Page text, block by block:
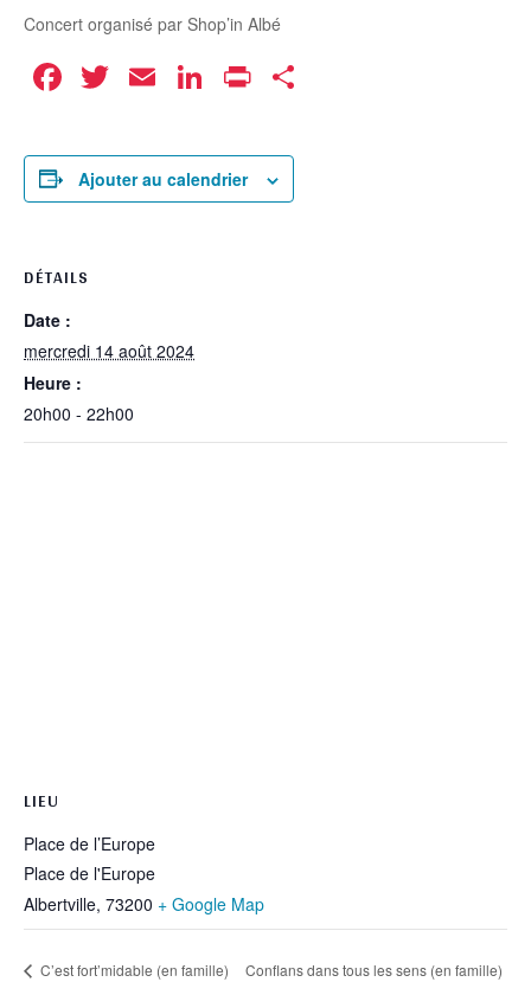
Concert organisé par Shop’in Albé
Facebook
Twitter
EmailLinkedIn
Print
Ajouter au calendrier
DÉTAILS
Date :
mercredi 14 août 2024
Heure :
20h00 - 22h00
LIEU
Place de l’Europe
Place de l'Europe
Albertville, 73200 + Google Map
C’est fort’midable (en famille) Conflans dans tous les sens (en famille)